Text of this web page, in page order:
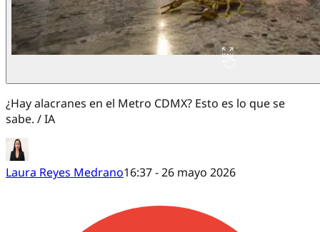
¿Hay alacranes en el Metro CDMX? Esto es lo que se
sabe. / IA
Laura Reyes Medrano16:37 - 26 mayo 2026